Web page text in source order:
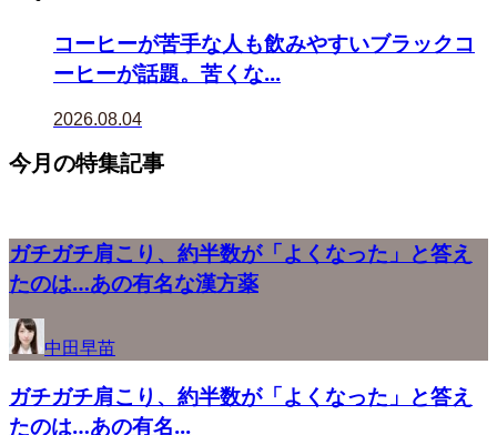
コーヒーが苦手な人も飲みやすいブラックコ
ーヒーが話題。苦くな...
2026.08.04
今月の特集記事
ガチガチ肩こり、約半数が「よくなった」と答え
たのは…あの有名な漢方薬
中田早苗
ガチガチ肩こり、約半数が「よくなった」と答え
たのは…あの有名...